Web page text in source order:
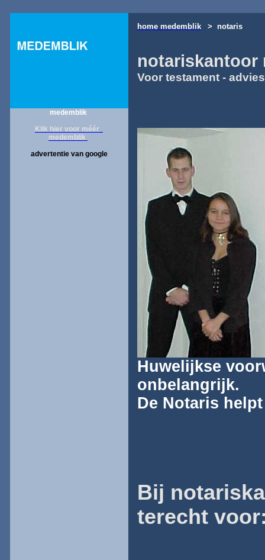
medemblik
Klik hier voor méér
medemblik
advertentie van google
home medemblik > notaris
notariskantoor
Voor testament -
Huwelijkse
onbelangrijk.
De Notaris
Bij
terecht